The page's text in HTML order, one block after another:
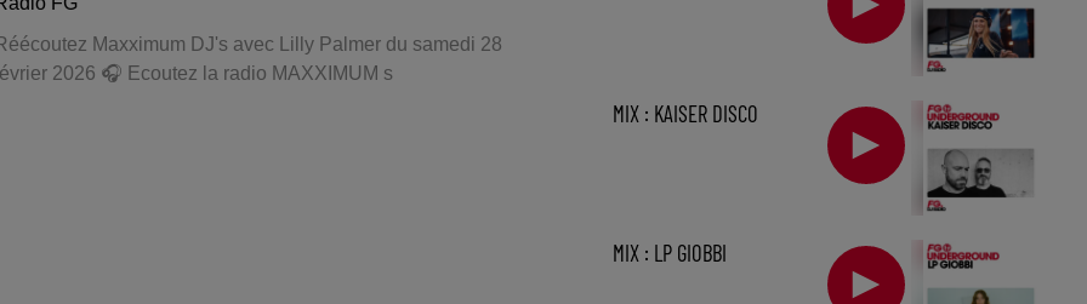
Maxximum DJ's avec Lilly Palmer du samedi 28
2026 🎧 Ecoutez la radio MAXXIMUM s
MIX : KAISER DISCO
MIX : LP GIOBBI